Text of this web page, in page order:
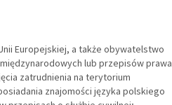
Europejskiej, a także obywatelstwo
lub przepisów prawa
zatrudnienia na terytorium
znajomości języka polskiego